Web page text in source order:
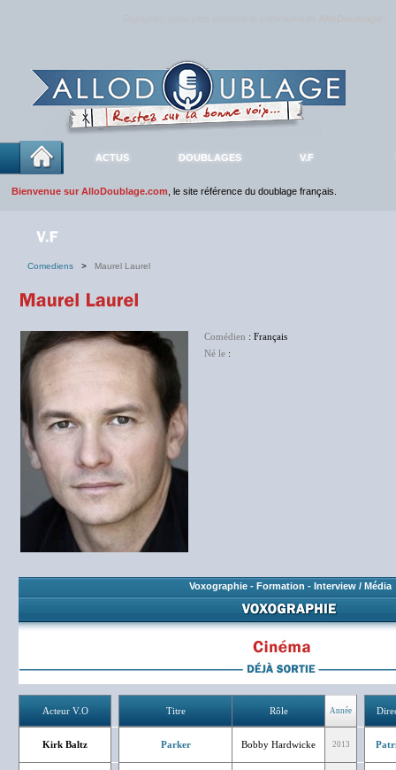
ACTUS DOUBLAGES V.F
Bienvenue sur AlloDoublage.com , le site référence du doublage français.
Comediens > Maurel Laurel
Comédien : Français
Né le :
Voxographie - Formation - Interview / Média
Acteur V.O Titre Rôle Année
Kirk Baltz Parker Bobby Hardwicke 2013